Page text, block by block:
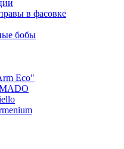
в фасовке
бобы
Eco"